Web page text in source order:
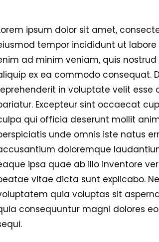
ipsum dolor sit amet,
tempor incididunt ut
ad minim veniam, quis
ex ea commodo consequat.
in voluptate velit esse
Excepteur sint occaecat
qui officia deserunt mollit
unde omnis iste natus
doloremque
ipsa quae ab illo inventore
vitae dicta sunt explicabo.
quia voluptas sit
consequuntur magni dolores